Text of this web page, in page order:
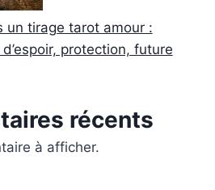
un tirage tarot amour :
protection, future
récents
à afficher.